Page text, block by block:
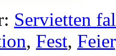
Servietten
, Fest, Feier